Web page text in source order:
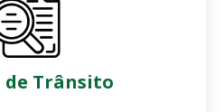
de Trânsito